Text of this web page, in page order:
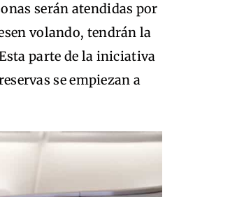
serán atendidas por
volando, tendrán la
parte de la iniciativa
se empiezan a